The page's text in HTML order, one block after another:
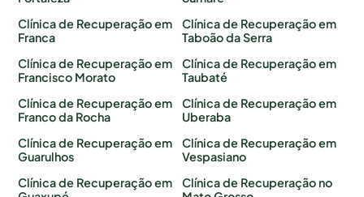
Clínica de Recuperação em
Franca
Clínica de Recuperação em
Francisco Morato
Clínica de Recuperação em
Franco da Rocha
Clínica de Recuperação em
Guarulhos
Clínica de Recuperação em
Clínica de Recuperação em
Taboão da Serra
Clínica de Recuperação em
Taubaté
Clínica de Recuperação em
Uberaba
Clínica de Recuperação em
Vespasiano
Clínica de Recuperação no